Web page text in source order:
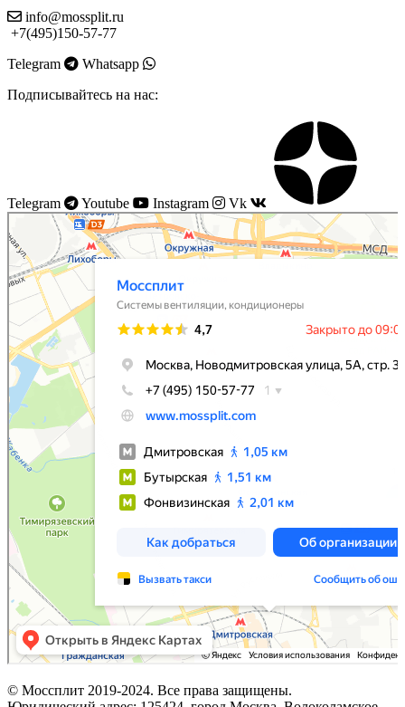
info@mossplit.ru
+7(495)150-57-77
Telegram
Whatsapp
Подписывайтесь на нас:
Telegram Youtube Instagram Vk
Моссплит
Системы вентиляции в Москве
Установка кондиционеров в Москве
© Моссплит 2019-2024. Все права защищены.